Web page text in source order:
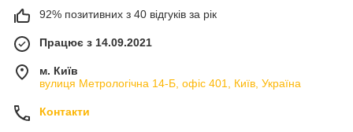
92% позитивних з 40 відгуків за рік
Працює з 14.09.2021
м. Київ
вулиця Метрологічна 14-Б, офіс 401, Київ, Україна
Контакти